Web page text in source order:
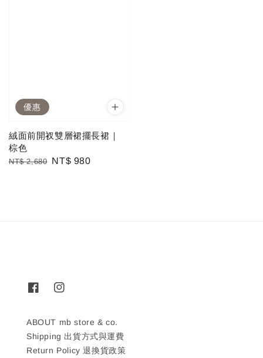
優惠
絨面前開衩雙層裙擺長裙｜
棕色
Regular
NT$ 2,680 Sale
NT$ 980
ABOUT mb store & co.
Shipping 出貨方式與運費
Return Policy 退換貨政策